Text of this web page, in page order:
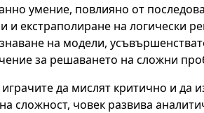
умение, повлияно от
екстраполиране на логически
на модели,
за решаването на сложни
да мислят критично и да
сложност, човек развива